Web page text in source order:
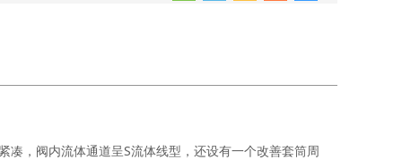
，阀内流体通道呈S流体线型，还设有一个改善套筒周